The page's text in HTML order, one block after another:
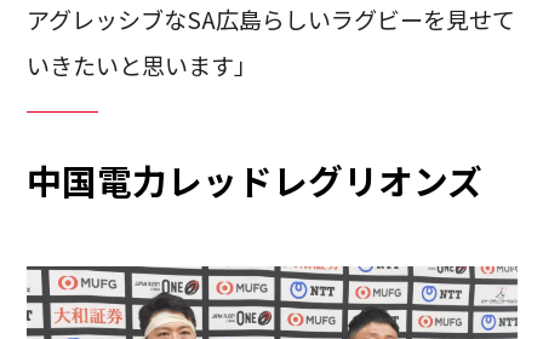
アグレッシブなSA広島らしいラグビーを見せて
いきたいと思います」
中国電力レッドレグリオンズ